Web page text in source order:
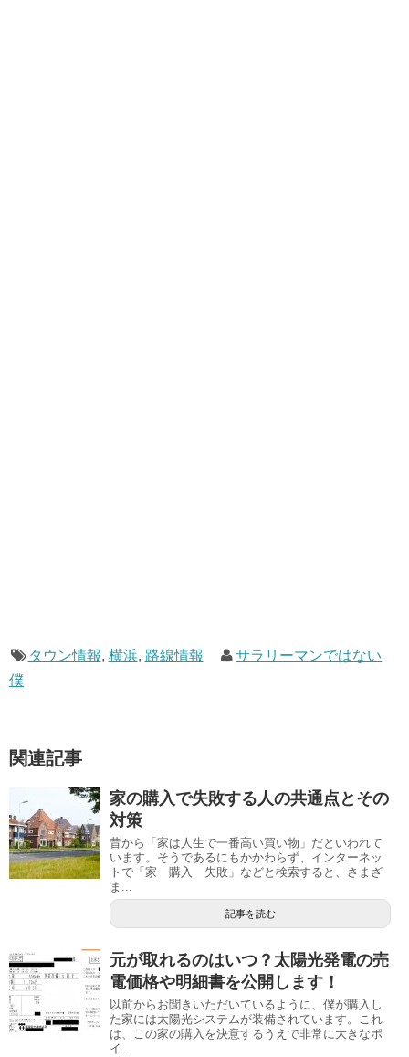
タウン情報, 横浜, 路線情報
サラリーマンではない
僕
関連記事
家の購入で失敗する人の共通点とその
対策
昔から「家は人生で一番高い買い物」だといわれて
います。そうであるにもかかわらず、インターネッ
トで「家 購入 失敗」などと検索すると、さまざ
ま...
記事を読む
元が取れるのはいつ？太陽光発電の売
電価格や明細書を公開します！
以前からお聞きいただいているように、僕が購入し
た家には太陽光システムが装備されています。これ
は、この家の購入を決意するうえで非常に大きなポ
イ...